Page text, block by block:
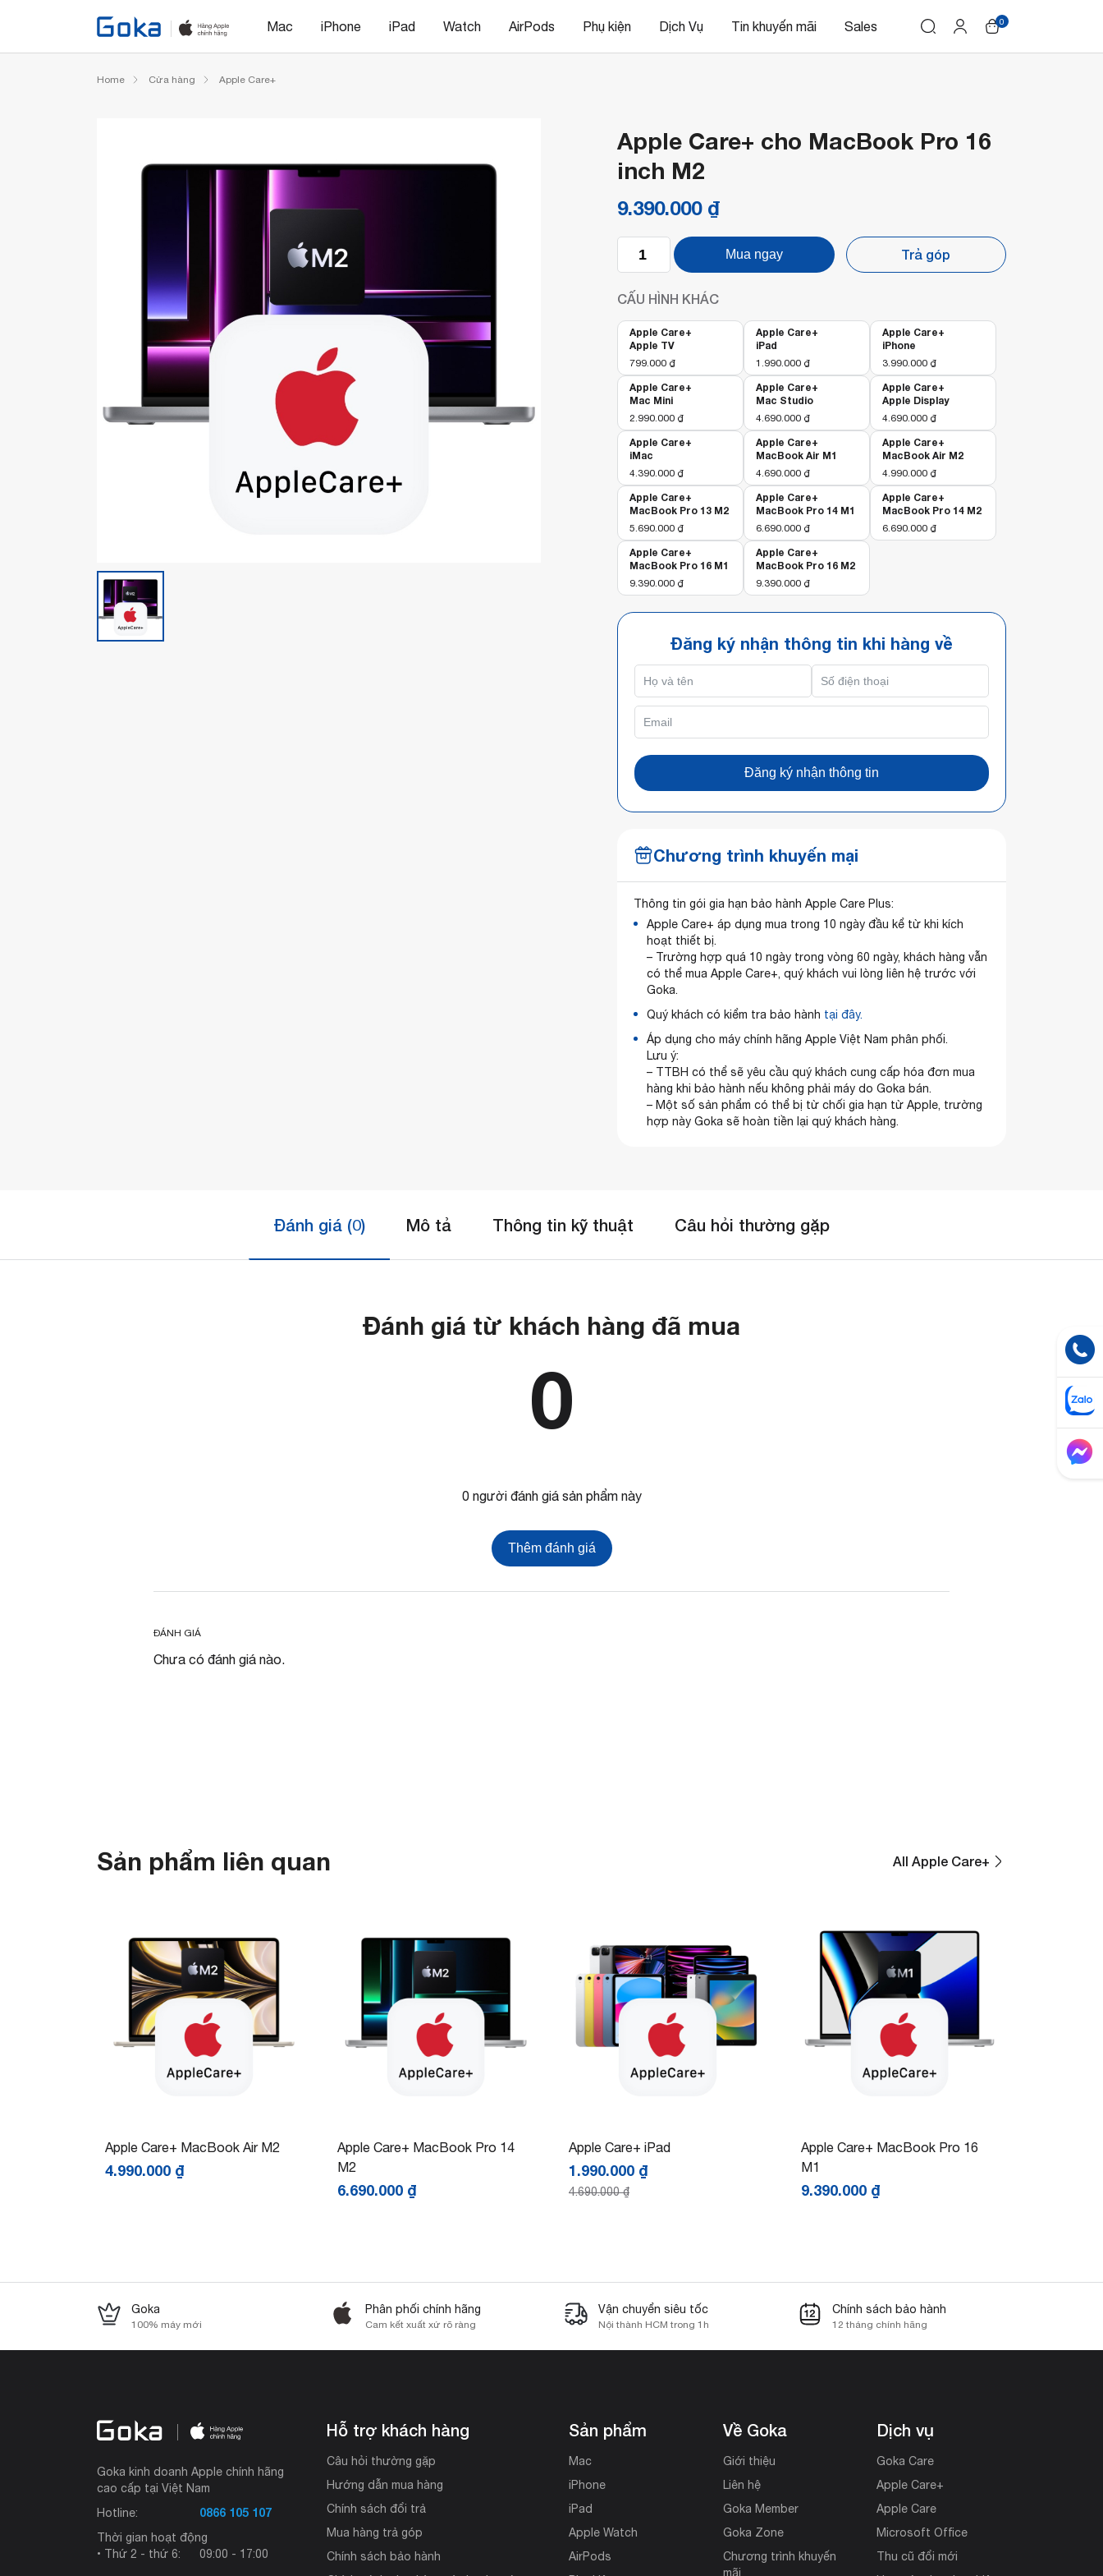
Mac iPhone iPad Watch AirPods Phụ kiện Dịch Vụ Tin khuyến mãi Sales 0
Home Cửa hàng Apple Care+
Apple Care+ cho MacBook Pro 16
inch M2
9.390.000 ₫
Care+
cho
MacBook
16
inch
M2
số
lượng
Mua ngay Trả góp
CẤU HÌNH KHÁC
Apple Care+
Apple TV
799.000 ₫
Apple Care+
iPad
1.990.000 ₫
Apple Care+
iPhone
3.990.000 ₫
Apple Care+
Mac Mini
2.990.000 ₫
Apple Care+
Mac Studio
4.690.000 ₫
Apple Care+
Apple Display
4.690.000 ₫
Apple Care+
iMac
4.390.000 ₫
Apple Care+
MacBook Air M1
4.690.000 ₫
Apple Care+
MacBook Air M2
4.990.000 ₫
Apple Care+
MacBook Pro 13 M2
5.690.000 ₫
Apple Care+
MacBook Pro 14 M1
6.690.000 ₫
Apple Care+
MacBook Pro 14 M2
6.690.000 ₫
Apple Care+
MacBook Pro 16 M1
9.390.000 ₫
Apple Care+
MacBook Pro 16 M2
9.390.000 ₫
Đăng ký nhận thông tin khi hàng về
Đăng ký nhận thông tin
Chương trình khuyến mại
Thông tin gói gia hạn bảo hành Apple Care Plus:
Apple Care+ áp dụng mua trong 10 ngày đầu kể từ khi kích
hoạt thiết bị.
– Trường hợp quá 10 ngày trong vòng 60 ngày, khách hàng vẫn
có thể mua Apple Care+, quý khách vui lòng liên hệ trước với
Goka.
Quý khách có kiểm tra bảo hành tại đây.
Áp dụng cho máy chính hãng Apple Việt Nam phân phối.
Lưu ý:
– TTBH có thể sẽ yêu cầu quý khách cung cấp hóa đơn mua
hàng khi bảo hành nếu không phải máy do Goka bán.
– Một số sản phẩm có thể bị từ chối gia hạn từ Apple, trường
hợp này Goka sẽ hoàn tiền lại quý khách hàng.
Đánh giá (0) Mô tả Thông tin kỹ thuật Câu hỏi thường gặp
Đánh giá từ khách hàng đã mua
0
0 người đánh giá sản phẩm này
Thêm đánh giá
ĐÁNH GIÁ
Chưa có đánh giá nào.
Sản phẩm liên quan All Apple Care+
Apple Care+ MacBook Air M2
4.990.000 ₫
Apple Care+ MacBook Pro 14
M2
6.690.000 ₫
Apple Care+ iPad
1.990.000 ₫
4.690.000₫
Apple Care+ MacBook Pro 16
M1
9.390.000 ₫
Goka
100% máy mới
Phân phối chính hãng
Cam kết xuất xứ rõ ràng
Vận chuyển siêu tốc
Nội thành HCM trong 1h
Chính sách bảo hành
12 tháng chính hãng
Goka kinh doanh Apple chính hãng
cao cấp tại Việt Nam
Hotline:
0866 105 107
Thời gian hoạt động
• Thứ 2 - thứ 6:
09:00 - 17:00
Hỗ trợ khách hàng
Câu hỏi thường gặp
Hướng dẫn mua hàng
Chính sách đổi trả
Mua hàng trả góp
Chính sách bảo hành
Sản phẩm
Mac
iPhone
iPad
Apple Watch
AirPods
Về Goka
Giới thiệu
Liên hệ
Goka Member
Goka Zone
Chương trình khuyến
mãi
Dịch vụ
Goka Care
Apple Care+
Apple Care
Microsoft Office
Thu cũ đổi mới